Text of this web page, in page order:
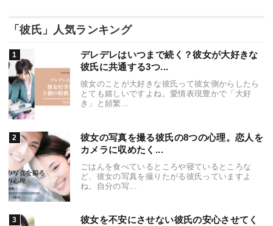
「彼氏」人気ランキング
デレデレはいつまで続く？彼女が大好きな
彼氏に共通する3つ...
彼女のことが大好きな彼氏って彼女側からしたら
とても嬉しいですよね。愛情表現豊かで「大好
き」と頻繁...
彼女の写真を撮る彼氏の8つの心理。恋人を
カメラに収めたく...
ごはんを食べているところや寝ているところな
ど、彼女の写真を撮りたがる彼氏っていますよ
ね。自分の写...
彼女を不安にさせない彼氏の安心させてく